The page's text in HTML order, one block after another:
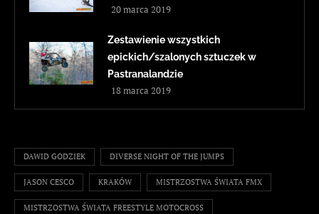
20 marca 2019
Zestawienie wszystkich
epickich/szalonych sztuczek w
Pastranalandzie
18 marca 2019
DAWID GODZIEK DIVERSE NIGHT OF THE JUMPS
JASON CESCO KRAKÓW MISTRZOSTWA ŚWIATA FMX
MISTRZOSTWA ŚWIATA FREESTYLE MOTOCROSS